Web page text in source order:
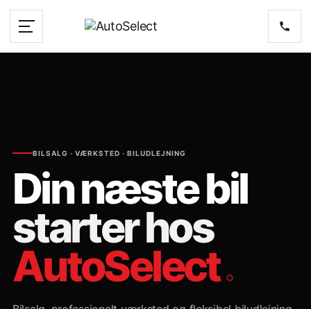
BILSALG · VÆRKSTED · BILUDLEJNING
Din næste bil
starter hos
AutoSelect